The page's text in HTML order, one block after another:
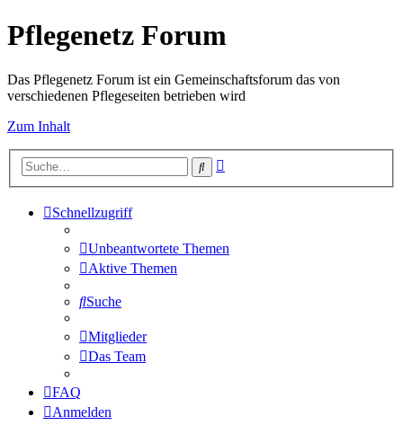
Pflegenetz Forum
Das Pflegenetz Forum ist ein Gemeinschaftsforum das von
verschiedenen Pflegeseiten betrieben wird
Zum Inhalt
Suche
Schnellzugriff
Unbeantwortete Themen
Aktive Themen
Suche
Mitglieder
Das Team
FAQ
Anmelden